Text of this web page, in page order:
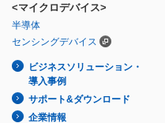
<マイクロデバイス>
半導体
センシングデバイス
ビジネスソリューション・
導入事例
サポート&ダウンロード
企業情報